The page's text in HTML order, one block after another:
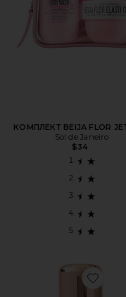
КОМПЛЕКТ BEIJA FLOR
Sol de Janeiro
$34
Favorite